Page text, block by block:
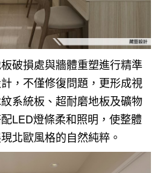
破損處與牆體重塑進行精準
，不僅修復問題，更形成視
系統板、超耐磨地板及礦物
LED燈條柔和照明，使整體
北歐風格的自然純粹。